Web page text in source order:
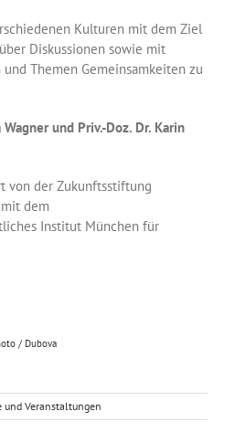
Kulturen mit dem Ziel
Diskussionen sowie mit
Themen Gemeinsamkeiten zu
und Priv.-Doz. Dr. Karin
von der Zukunftsstiftung
dem
Institut München für
/ Dubova
und Veranstaltungen